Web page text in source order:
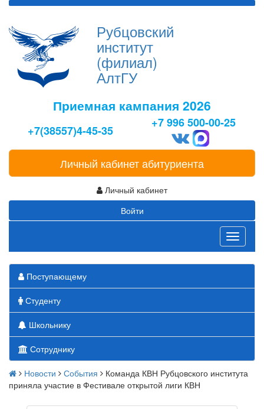
Рубцовский
институт
(филиал)
АлтГУ
Приемная кампания 2026
+7(38557)4-45-35
+7 996 500-00-25
Личный кабинет абитуриента
Личный кабинет
Войти
Toggle
Поступающему
Студенту
Школьнику
Сотруднику
Новости События
Команда КВН Рубцовского института
приняла участие в Фестивале открытой лиги КВН